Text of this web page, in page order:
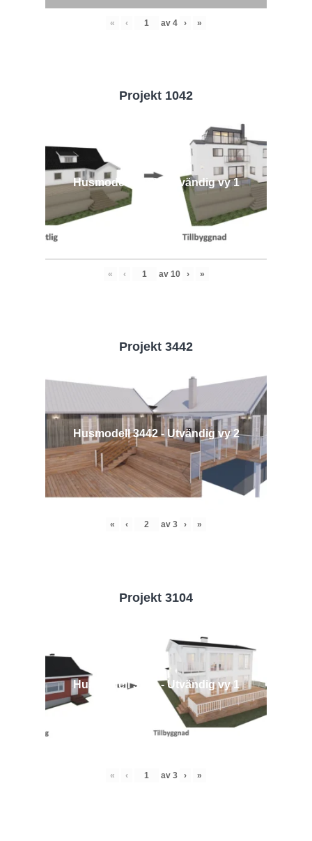
« ‹ av 4 › »
Projekt 1042
Husmodell 1042 - Utvändig vy 1
« ‹ av 10 › »
Projekt 3442
Husmodell 3442 - Utvändig vy 2
« ‹ av 3 › »
Projekt 3104
Husmodell 3104 - Utvändig vy 1
« ‹ av 3 › »